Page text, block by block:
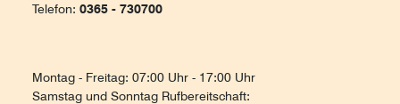
Telefon: 0365 - 730700
Montag - Freitag: 07:00 Uhr - 17:00 Uhr
Samstag und Sonntag Rufbereitschaft: